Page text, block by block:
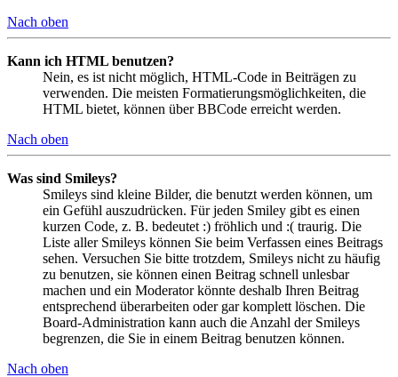
Nach oben
Kann ich HTML benutzen?
Nein, es ist nicht möglich, HTML-Code in Beiträgen zu
verwenden. Die meisten Formatierungsmöglichkeiten, die
HTML bietet, können über BBCode erreicht werden.
Nach oben
Was sind Smileys?
Smileys sind kleine Bilder, die benutzt werden können, um
ein Gefühl auszudrücken. Für jeden Smiley gibt es einen
kurzen Code, z. B. bedeutet :) fröhlich und :( traurig. Die
Liste aller Smileys können Sie beim Verfassen eines Beitrags
sehen. Versuchen Sie bitte trotzdem, Smileys nicht zu häufig
zu benutzen, sie können einen Beitrag schnell unlesbar
machen und ein Moderator könnte deshalb Ihren Beitrag
entsprechend überarbeiten oder gar komplett löschen. Die
Board-Administration kann auch die Anzahl der Smileys
begrenzen, die Sie in einem Beitrag benutzen können.
Nach oben